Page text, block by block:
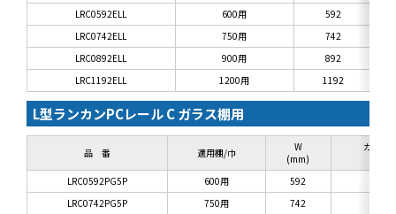
LRC0592ELL
600用
592
LRC0742ELL
750用
742
LRC0892ELL
900用
892
LRC1192ELL
1200用 1192
L型ランカンPCレール C ガラス棚用
品 番 適用棚/巾
W
(mm)
ガラス
LRC0592PG5P
600用 592
LRC0742PG5P
750用 742